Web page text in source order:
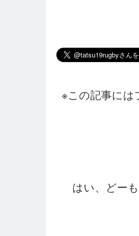
※この記事には
はい、どー